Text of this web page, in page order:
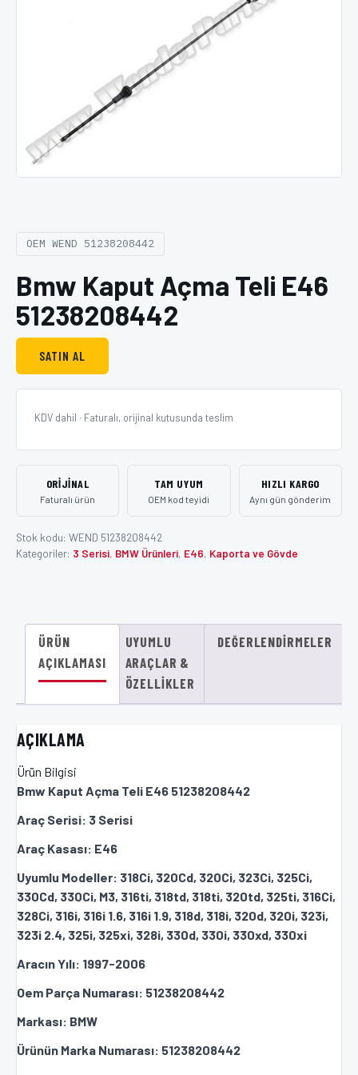
OEM WEND 51238208442
Bmw Kaput Açma Teli E46
51238208442
SATIN AL
KDV dahil · Faturalı, orijinal kutusunda teslim
ORIJINAL
Faturalı ürün
TAM UYUM
OEM kod teyidi
HIZLI KARGO
Aynı gün gönderim
Stok kodu: WEND 51238208442
Kategoriler: 3 Serisi, BMW Ürünleri, E46, Kaporta ve Gövde
ÜRÜN
AÇIKLAMASI
UYUMLU
ARAÇLAR &
ÖZELLIKLER
DEĞERLENDIRMELER
AÇIKLAMA
Ürün Bilgisi
Bmw Kaput Açma Teli E46 51238208442
Araç Serisi: 3 Serisi
Araç Kasası: E46
Uyumlu Modeller: 318Ci, 320Cd, 320Ci, 323Ci, 325Ci,
330Cd, 330Ci, M3, 316ti, 318td, 318ti, 320td, 325ti, 316Ci,
328Ci, 316i, 316i 1.6, 316i 1.9, 318d, 318i, 320d, 320i, 323i,
323i 2.4, 325i, 325xi, 328i, 330d, 330i, 330xd, 330xi
Aracın Yılı: 1997-2006
Oem Parça Numarası: 51238208442
Markası: BMW
Ürünün Marka Numarası: 51238208442